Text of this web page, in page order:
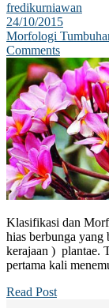
fredikurniawan
24/10/2015
Morfologi
Comments
Klasifikasi dan
hias berbunga
kerajaan ) plantae.
pertama kali
Read Post